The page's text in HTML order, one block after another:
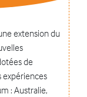
extension du
de
expériences
: Australie,